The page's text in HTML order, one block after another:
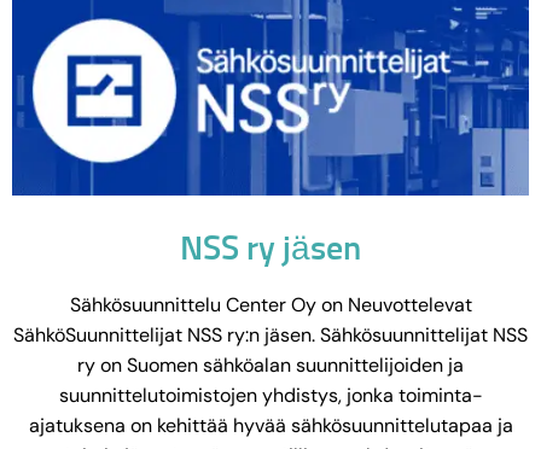
NSS ry jäsen
Sähkösuunnittelu Center Oy on Neuvottelevat
SähköSuunnittelijat NSS ry:n jäsen. Sähkösuunnittelijat NSS
ry on Suomen sähköalan suunnittelijoiden ja
suunnittelutoimistojen yhdistys, jonka toiminta-
ajatuksena on kehittää hyvää sähkösuunnittelutapaa ja